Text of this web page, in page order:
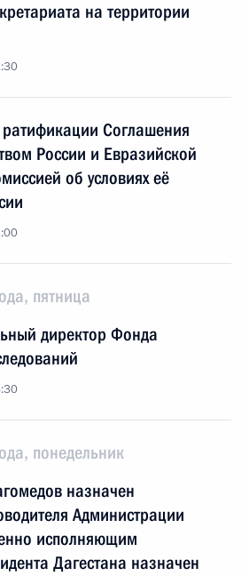
на территории
Соглашения
России и Евразийской
об условиях её
пятница
директор Фонда
понедельник
назначен
Администрации
исполняющим
Дагестана назначен